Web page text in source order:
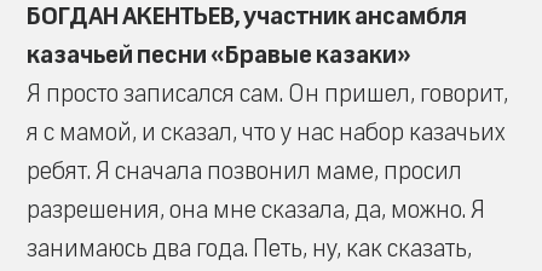
БОГДАН АКЕНТЬЕВ, участник ансамбля
казачьей песни «Бравые казаки»
Я просто записался сам. Он пришел, говорит,
я с мамой, и сказал, что у нас набор казачьих
ребят. Я сначала позвонил маме, просил
разрешения, она мне сказала, да, можно. Я
занимаюсь два года. Петь, ну, как сказать,